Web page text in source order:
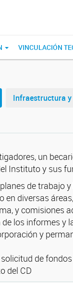
VINCULACIÓN
Infraestructura
un
Instituto y sus
de trabajo
diversas
y comisiones
los informes y
y
de
del CD